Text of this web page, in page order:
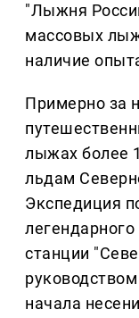
"Лыжня
массовых
наличие
Примерно за
лыжах более
льдам
Экспедиция
станции
начала